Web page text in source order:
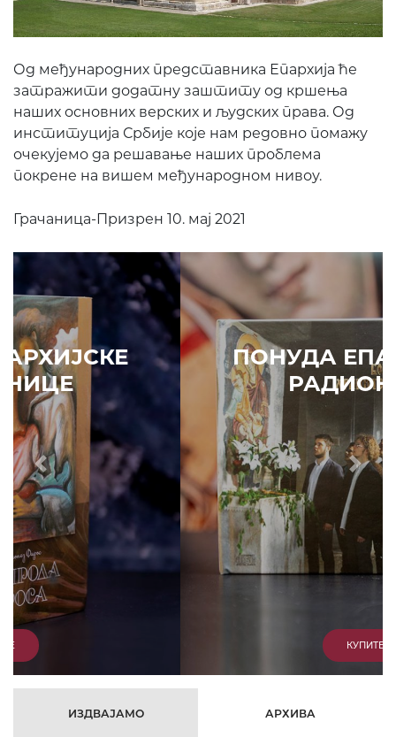
Од међународних представника Епархија ће
затражити додатну заштиту од кршења
наших основних верских и људских права. Од
институција Србије које нам редовно помажу
очекујемо да решавање наших проблема
покрене на вишем међународном нивоу.
Грачаница-Призрен 10. мај 2021
ПОНУДА ЕПАРХИЈСКЕ
РАДИОНИЦЕ
Prethodni
ИЗДВАЈАМО АРХИВА